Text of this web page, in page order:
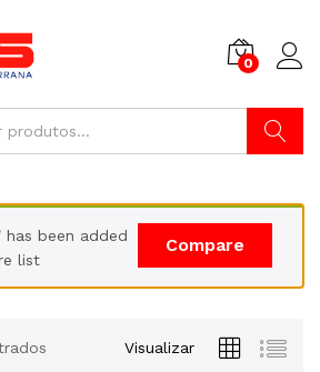
0
Compare
has been added
list
Visualizar